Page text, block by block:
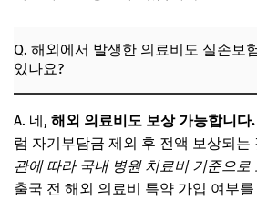
Q. 해외에서 발생한 의료비도 실손보
있나요?
A. 네, 해외 의료비도 보상 가능합니다.
럼 자기부담금 제외 후 전액 보상되는
관에 따라 국내 병원 치료비 기준으로
출국 전 해외 의료비 특약 가입 여부